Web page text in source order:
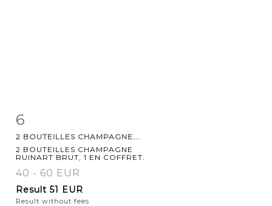
6
2 BOUTEILLES CHAMPAGNE...
2 BOUTEILLES CHAMPAGNE
RUINART BRUT, 1 EN COFFRET.
40 - 60 EUR
Result 51 EUR
Result without fees